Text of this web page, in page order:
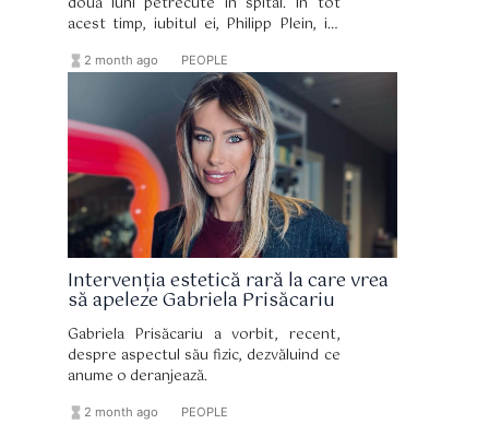
acest timp, iubitul ei, Philipp Plein, i-a
hourglass_full 2 month ago PEOPLE
Intervenția estetică rară la care vrea
să apeleze Gabriela Prisăcariu
Gabriela Prisăcariu a vorbit, recent,
despre aspectul său fizic, dezvăluind ce
anume o deranjează.
hourglass_full 2 month ago PEOPLE